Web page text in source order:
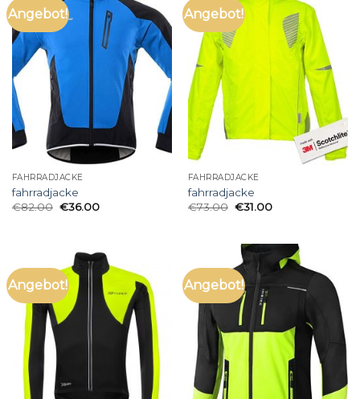
Angebot!
FAHRRADJACKE
fahrradjacke
€82.00 €36.00
Angebot!
FAHRRADJACKE
fahrradjacke
€73.00 €31.00
Angebot! Angebot!